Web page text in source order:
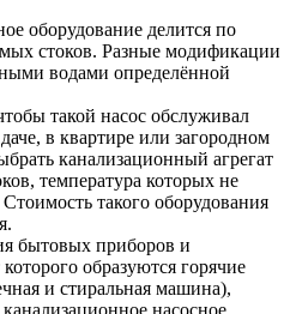
оборудование делится по
стоков. Разные модификации
водами определённой
такой насос обслуживал
в квартире или загородном
канализационный агрегат
температура которых не
такого оборудования
бытовых приборов и
образуются горячие
и стиральная машина),
насосное